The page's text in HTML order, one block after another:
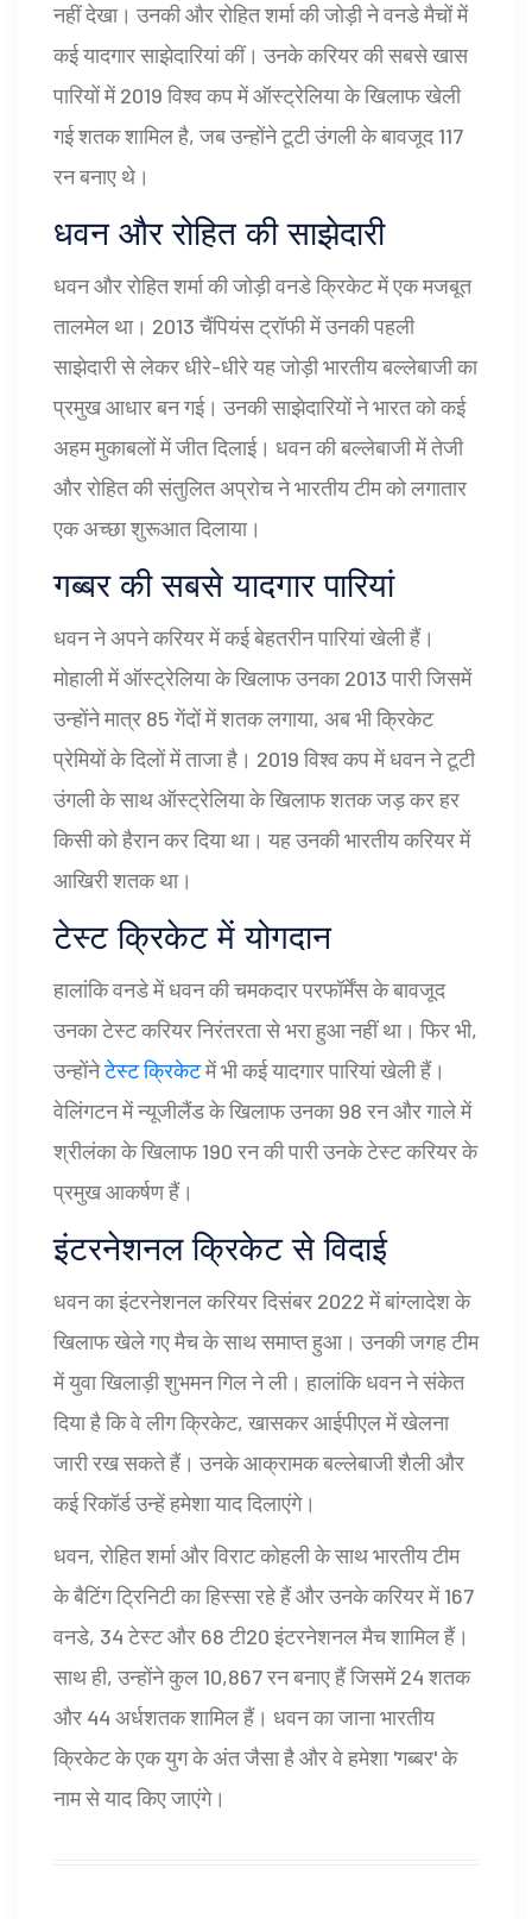
नहीं देखा। उनकी और रोहित शर्मा की जोड़ी ने वनडे मैचों में
कई यादगार साझेदारियां कीं। उनके करियर की सबसे खास
पारियों में 2019 विश्व कप में ऑस्ट्रेलिया के खिलाफ खेली
गई शतक शामिल है, जब उन्होंने टूटी उंगली के बावजूद 117
रन बनाए थे।
धवन और रोहित की साझेदारी
धवन और रोहित शर्मा की जोड़ी वनडे क्रिकेट में एक मजबूत
तालमेल था। 2013 चैंपियंस ट्रॉफी में उनकी पहली
साझेदारी से लेकर धीरे-धीरे यह जोड़ी भारतीय बल्लेबाजी का
प्रमुख आधार बन गई। उनकी साझेदारियों ने भारत को कई
अहम मुकाबलों में जीत दिलाई। धवन की बल्लेबाजी में तेजी
और रोहित की संतुलित अप्रोच ने भारतीय टीम को लगातार
एक अच्छा शुरूआत दिलाया।
गब्बर की सबसे यादगार पारियां
धवन ने अपने करियर में कई बेहतरीन पारियां खेली हैं।
मोहाली में ऑस्ट्रेलिया के खिलाफ उनका 2013 पारी जिसमें
उन्होंने मात्र 85 गेंदों में शतक लगाया, अब भी क्रिकेट
प्रेमियों के दिलों में ताजा है। 2019 विश्व कप में धवन ने टूटी
उंगली के साथ ऑस्ट्रेलिया के खिलाफ शतक जड़ कर हर
किसी को हैरान कर दिया था। यह उनकी भारतीय करियर में
आखिरी शतक था।
टेस्ट क्रिकेट में योगदान
हालांकि वनडे में धवन की चमकदार परफॉर्मेंस के बावजूद
उनका टेस्ट करियर निरंतरता से भरा हुआ नहीं था। फिर भी,
उन्होंनेटेस्ट क्रिकेटमें भी कई यादगार पारियां खेली हैं।
वेलिंगटन में न्यूजीलैंड के खिलाफ उनका 98 रन और गाले में
श्रीलंका के खिलाफ 190 रन की पारी उनके टेस्ट करियर के
प्रमुख आकर्षण हैं।
इंटरनेशनल क्रिकेट से विदाई
धवन का इंटरनेशनल करियर दिसंबर 2022 में बांग्लादेश के
खिलाफ खेले गए मैच के साथ समाप्त हुआ। उनकी जगह टीम
में युवा खिलाड़ी शुभमन गिल ने ली। हालांकि धवन ने संकेत
दिया है कि वे लीग क्रिकेट, खासकर आईपीएल में खेलना
जारी रख सकते हैं। उनके आक्रामक बल्लेबाजी शैली और
कई रिकॉर्ड उन्हें हमेशा याद दिलाएंगे।
धवन, रोहित शर्मा और विराट कोहली के साथ भारतीय टीम
के बैटिंग ट्रिनिटी का हिस्सा रहे हैं और उनके करियर में 167
वनडे, 34 टेस्ट और 68 टी20 इंटरनेशनल मैच शामिल हैं।
साथ ही, उन्होंने कुल 10,867 रन बनाए हैं जिसमें 24 शतक
और 44 अर्धशतक शामिल हैं। धवन का जाना भारतीय
क्रिकेट के एक युग के अंत जैसा है और वे हमेशा 'गब्बर' के
नाम से याद किए जाएंगे।